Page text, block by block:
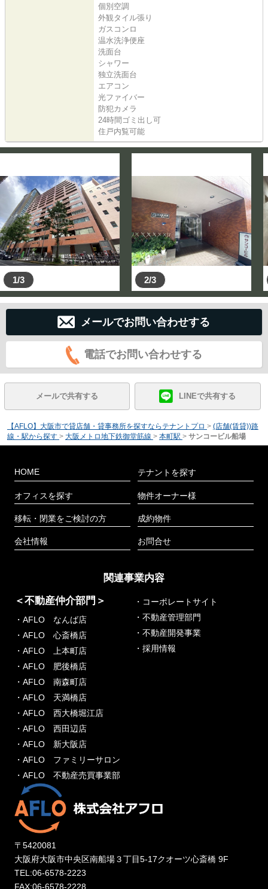
個別空調
外観タイル張り
ガスコンロ
温水洗浄便座
洗面台
シャワー
独立洗面台
エアコン
光ファイバー
防犯カメラ
24時間ゴミ出し可
住戸内覧可能
1/3 2/3
メールでお問い合わせする
電話でお問い合わせする
メールで共有する LINEで共有する
【AFLO】大阪市で貸店舗・貸事務所を探すならテナントプロ > (店舗(賃貸))路
線・駅から探す > 大阪メトロ地下鉄御堂筋線 > 本町駅 > サンコービル船場
HOME
オフィスを探す
移転・閉業をご検討の方
会社情報
テナントを探す
物件オーナー様
成約物件
お問合せ
関連事業内容
＜不動産仲介部門＞
・AFLO なんば店
・AFLO 心斎橋店
・AFLO 上本町店
・AFLO 肥後橋店
・AFLO 南森町店
・AFLO 天満橋店
・AFLO 西大橋堀江店
・AFLO 西田辺店
・AFLO 新大阪店
・AFLO ファミリーサロン
・AFLO 不動産売買事業部
・コーポレートサイト
・不動産管理部門
・不動産開発事業
・採用情報
〒5420081
大阪府大阪市中央区南船場３丁目5-17クオーツ心斎橋 9F
TEL:06-6578-2223
FAX:06-6578-2228